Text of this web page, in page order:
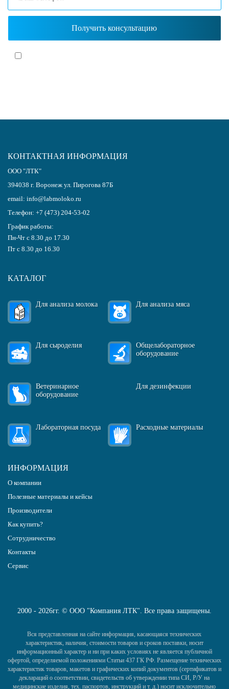
КОНТАКТНАЯ ИНФОРМАЦИЯ
ООО "ЛТК"
394038 г. Воронеж ул. Пирогова 87Б
email: info@labmoloko.ru
Телефон: +7 (473) 204-53-02
График работы:
Пн-Чт с 8.30 до 17.30
Пт с 8.30 до 16.30
КАТАЛОГ
Для анализа молока Для анализа мяса
Для сыроделия
Общелабораторное
оборудование
Ветеринарное
оборудование
Для дезинфекции
Лабораторная посуда Расходные материалы
ИНФОРМАЦИЯ
О компании
Полезные материалы и кейсы
Производители
Как купить?
Сотрудничество
Контакты
Сервис
2000 - 2026гг. © ООО "Компания ЛТК". Все права защищены.
Вся представленная на сайте информация, касающаяся технических
характеристик, наличия, стоимости товаров и сроков поставки, носит
информационный характер и ни при каких условиях не является публичной
офертой, определяемой положениями Статьи 437 ГК РФ. Размещение технических
характеристик товаров, макетов и графических копий документов (сертификатов и
деклараций о соответствии, свидетельств об утверждении типа СИ, Р/У на
медицинские изделия, тех. паспортов, инструкций и т. д.) носит исключительно